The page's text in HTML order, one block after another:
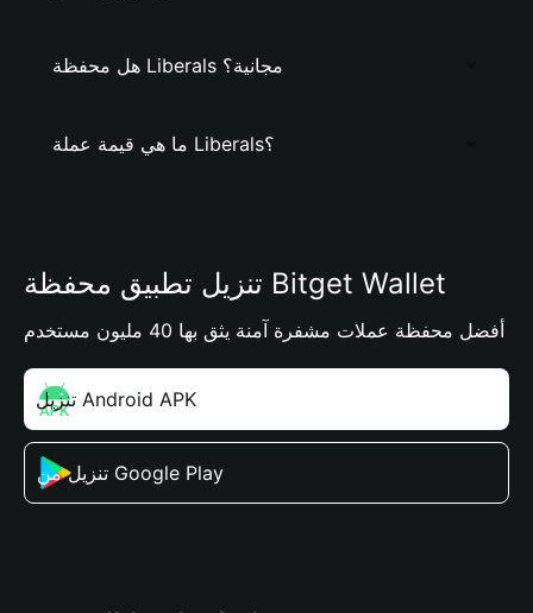
هل محفظة Liberals مجانية؟
ما هي قيمة عملة Liberals؟
تنزيل تطبيق محفظة Bitget Wallet
أفضل محفظة عملات مشفرة آمنة يثق بها 40 مليون مستخدم
تنزيل Android APK
تنزيل من Google Play